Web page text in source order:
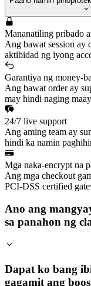
Mananatiling pribado
Ang bawat session ay
aktibidad ng iyong
Garantiya ng money-
Ang bawat order ay
may hindi naging
24/7 live support
Ang aming team ay
hindi ka namin
Mga naka-encrypt na
Ang mga checkout
PCI-DSS certified
Ano ang
sa panahon ng
Dapat ko bang
gagamit ang